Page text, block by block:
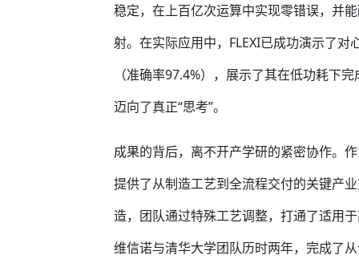
稳定，在上百亿次运算中实现零错误，并
射。在实际应用中，FLEXI已成功演示了
（准确率97.4%），展示了其在低功耗下
迈向了真正“思考”。
成果的背后，离不开产学研的紧密协作。
提供了从制造工艺到全流程交付的关键产
造，团队通过特殊工艺调整，打通了适用
维信诺与清华大学团队历时两年，完成了